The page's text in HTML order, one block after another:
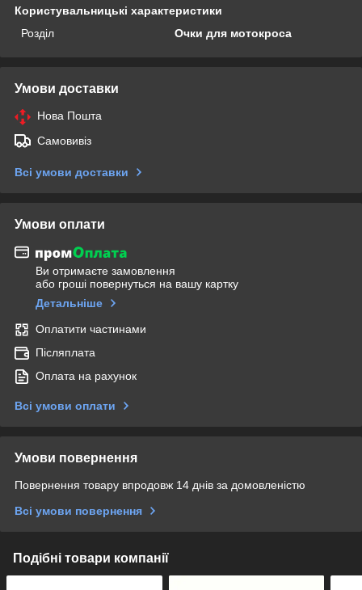
Користувальницькі характеристики
Розділ
Очки для мотокроса
Умови доставки
Нова Пошта
Самовивіз
Всі умови доставки
Умови оплати
Ви отримаєте замовлення
або гроші повернуться на вашу картку
Детальніше
Оплатити частинами
Післяплата
Оплата на рахунок
Всі умови оплати
Умови повернення
Повернення товару впродовж 14 днів за домовленістю
Всі умови повернення
Подібні товари компанії